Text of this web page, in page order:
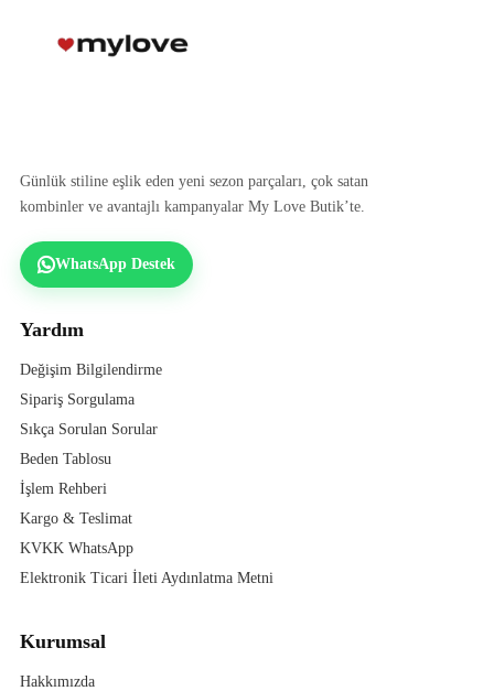
Günlük stiline eşlik eden yeni sezon parçaları, çok satan
kombinler ve avantajlı kampanyalar My Love Butik’te.
WhatsApp Destek
Yardım
Değişim Bilgilendirme
Sipariş Sorgulama
Sıkça Sorulan Sorular
Beden Tablosu
İşlem Rehberi
Kargo & Teslimat
KVKK WhatsApp
Elektronik Ticari İleti Aydınlatma Metni
Kurumsal
Hakkımızda